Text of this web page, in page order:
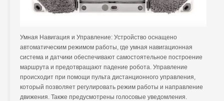
Умная Навигация и Управление: Устройство оснащено
автоматическим режимом работы, где умная навигационная
система и датчики обеспечивают самостоятельное построение
маршрута и предотвращают падение робота. Управление
происходит при помощи пульта дистанционного управления,
который позволяет регулировать режим работы и направление
движения. Также предусмотрены голосовые уведомления.